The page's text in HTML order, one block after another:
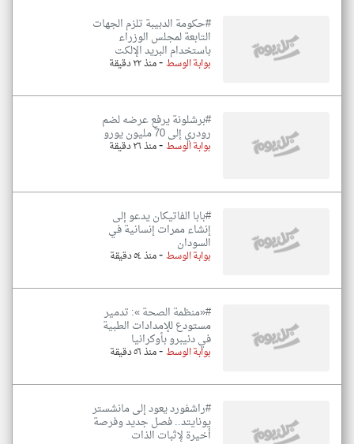
#حكومة الدبيبة تلزم الجهات
التابعة لمجلس الوزراء
باستخدام البريد الإلكت
بوابة الوسط-منذ ٢٢ دقيقة
#برشلونة يرفع عرضه لضم
رودري إلى 70 مليون يورو
بوابة الوسط-منذ ٢٦ دقيقة
#بابا الفاتيكان يدعو إلى
إنشاء ممرات إنسانية في
السودان
بوابة الوسط-منذ ٥٤ دقيقة
#«منظمة الصحة »: تدمير
مستودع للإمدادات الطبية
في دنيبرو بأوكرانيا
بوابة الوسط-منذ ٥٦ دقيقة
#راشفورد يعود إلى مانشستر
يونايتد.. فصل جديد وفرصة
أخيرة لإثبات الذات